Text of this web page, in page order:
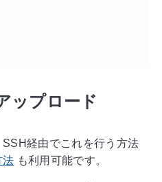
ップロード
経由でこれを行う方法
法 も利用可能です。